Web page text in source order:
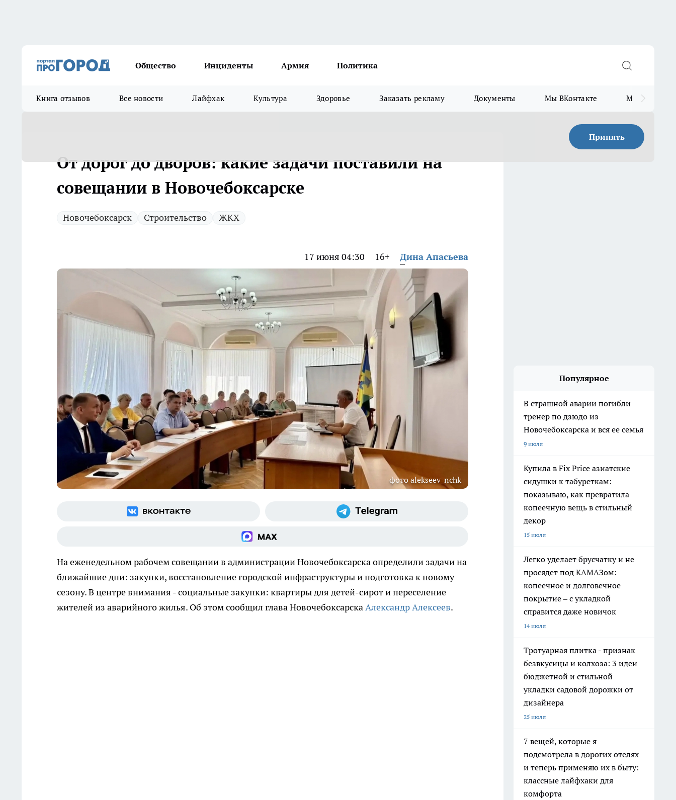
Общество Инциденты Армия Политика
Книга отзывов Все новости Лайфхак Культура Здоровье Заказать рекламу Документы Мы ВКонтакте Мы в
Принять
От дорог до дворов: какие задачи поставили на
совещании в Новочебоксарске
Новочебоксарск Строительство ЖКХ
17 июня 04:30 16+ Дина Апасьева
фото alekseev_nchk
На еженедельном рабочем совещании в администрации Новочебоксарска определили задачи на
ближайшие дни: закупки, восстановление городской инфраструктуры и подготовка к новому
сезону. В центре внимания - социальные закупки: квартиры для детей-сирот и переселение
жителей из аварийного жилья. Об этом сообщил глава НовочебоксарскаАлександр Алексеев.
Популярное
В страшной аварии погибли
тренер по дзюдо из
Новочебоксарска и вся ее семья
9 июля
Купила в Fix Price азиатские
сидушки к табуреткам:
показываю, как превратила
копеечную вещь в стильный
декор
15 июля
Легко уделает брусчатку и не
просядет под КАМАЗом:
копеечное и долговечное
покрытие – с укладкой
справится даже новичок
14 июля
Тротуарная плитка - признак
безвкусицы и колхоза: 3 идеи
бюджетной и стильной
укладки садовой дорожки от
дизайнера
25 июля
7 вещей, которые я
подсмотрела в дорогих отелях
и теперь применяю их в быту:
классные лайфхаки для
комфорта